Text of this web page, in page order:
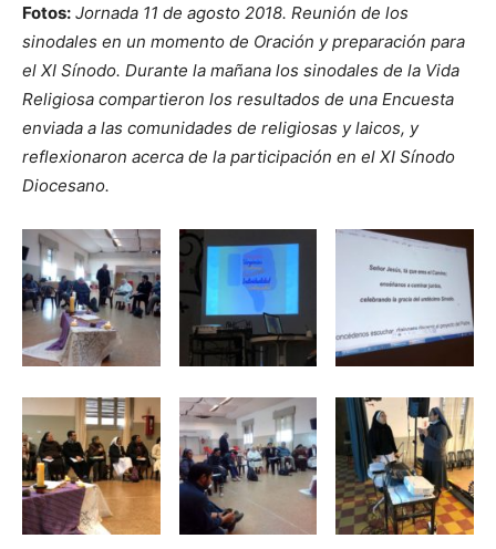
Fotos: Jornada 11 de agosto 2018. Reunión de los
sinodales en un momento de Oración y preparación para
el XI Sínodo. Durante la mañana los sinodales de la Vida
Religiosa compartieron los resultados de una Encuesta
enviada a las comunidades de religiosas y laicos, y
reflexionaron acerca de la participación en el XI Sínodo
Diocesano.